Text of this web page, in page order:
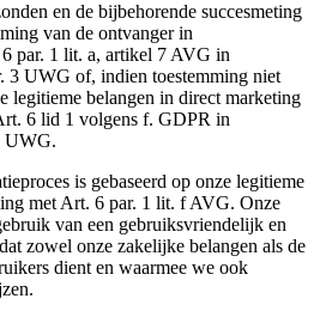
en de bijbehorende succesmeting
van de ontvanger in
par. 1 lit. a, artikel 7 AVG in
3 UWG of, indien toestemming niet
legitieme belangen in direct marketing
6 lid 1 volgens f. GDPR in
UWG.
is gebaseerd op onze legitieme
met Art. 6 par. 1 lit. f AVG. Onze
van een gebruiksvriendelijk en
zowel onze zakelijke belangen als de
dient en waarmee we ook